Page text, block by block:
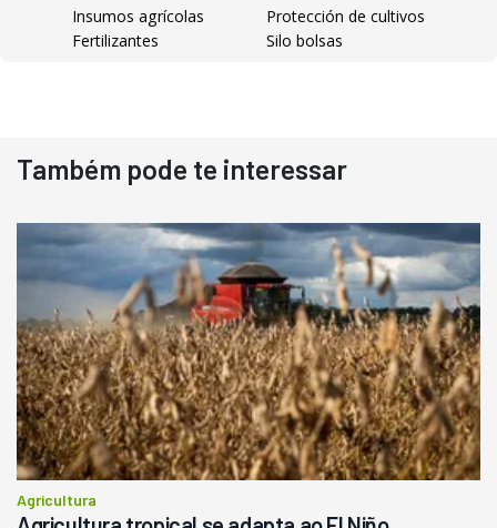
Pá Carregadeira Cat 966
Ano 1987
R$ 145.000
Consultar
Insumos agrícolas
Protección de cultivos
Fertilizantes
Silo bolsas
Também pode te interessar
Agricultura